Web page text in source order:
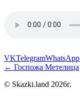
VKTelegramWhatsApp
← Госпожа Метелица
© Skazki.land 2026г.